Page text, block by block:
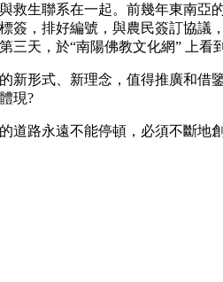
生聯系在一起。前幾年東南亞的
簽，排好編號，與農民簽訂協議
天，於“南陽佛教文化網” 上看
形式、新理念，值得推廣和借鑒
現?
路永遠不能停頓，必須不斷地